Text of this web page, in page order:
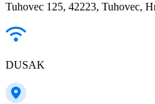
Tuhovec 125, 42223, Tuhovec,
DUSAK